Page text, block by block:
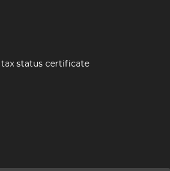
status certificate